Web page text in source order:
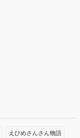
えひめさんさん物語